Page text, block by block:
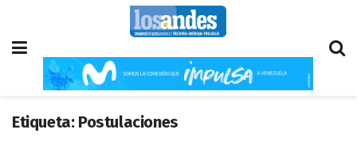
Etiqueta: Postulaciones